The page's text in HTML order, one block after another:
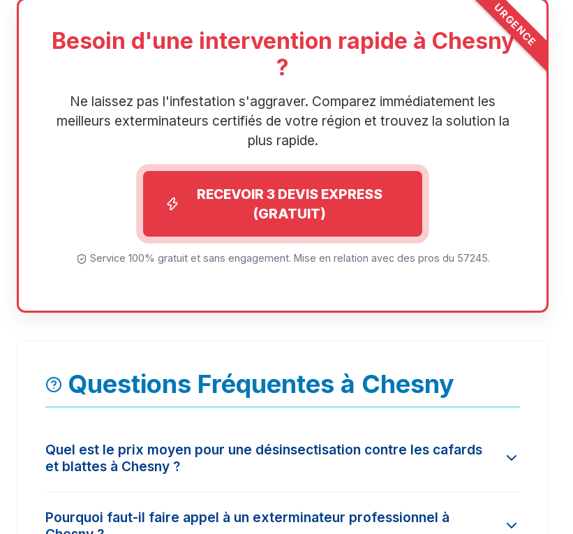
URGENCE
Besoin d'une intervention rapide à Chesny
?
Ne laissez pas l'infestation s'aggraver. Comparez immédiatement les
meilleurs exterminateurs certifiés de votre région et trouvez la solution la
plus rapide.
RECEVOIR 3 DEVIS EXPRESS
(GRATUIT)
Service 100% gratuit et sans engagement. Mise en relation avec des pros du 57245.
Questions Fréquentes à Chesny
Quel est le prix moyen pour une désinsectisation contre les cafards
et blattes à Chesny ?
surface à traiter. En moyenne, les prix constatés dans la région varient entre 150€
Pourquoi faut-il faire appel à un exterminateur professionnel à